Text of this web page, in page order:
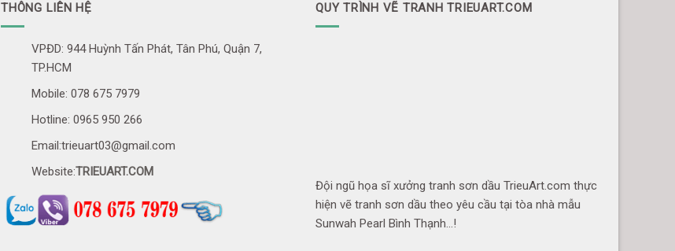
THÔNG LIÊN HỆ
VPĐD: 944 Huỳnh Tấn Phát, Tân Phú, Quận 7,
TP.HCM
Mobile: 078 675 7979
Hotline: 0965 950 266
Email:trieuart03@gmail.com
Website:TRIEUART.COM
QUY TRÌNH VẼ TRANH TRIEUART.COM
Đội ngũ họa sĩ xưởng tranh sơn dầu TrieuArt.com thực
hiện vẽ tranh sơn dầu theo yêu cầu tại tòa nhà mẫu
Sunwah Pearl Bình Thạnh…!